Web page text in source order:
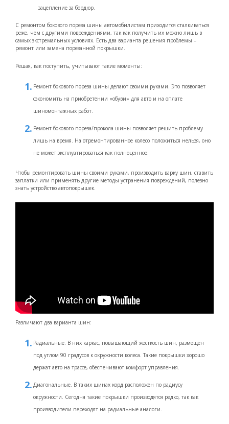
зацепление за бордюр.
С ремонтом бокового пореза шины автомобилистам приходится сталкиваться
реже, чем с другими повреждениями, так как получить их можно лишь в
самых экстремальных условиях. Есть два варианта решения проблемы –
ремонт или замена порезанной покрышки.
Решая, как поступить, учитывают такие моменты:
Ремонт бокового пореза шины делают своими руками. Это позволяет
сэкономить на приобретении «обуви» для авто и на оплате
шиномонтажных работ.
Ремонт бокового пореза/прокола шины позволяет решить проблему
лишь на время. На отремонтированное колесо положиться нельзя, оно
не может эксплуатироваться как полноценное.
Чтобы ремонтировать шины своими руками, производить варку шин, ставить
заплатки или применять другие методы устранения повреждений, полезно
знать устройство автопокрышек.
Различают два варианта шин:
Радиальные. В них каркас, повышающий жесткость шин, размещен
под углом 90 градусов к окружности колеса. Такие покрышки хорошо
держат авто на трассе, обеспечивают комфорт управления.
Диагональные. В таких шинах корд расположен по радиусу
окружности. Сегодня такие покрышки производятся редко, так как
производители переходят на радиальные аналоги.